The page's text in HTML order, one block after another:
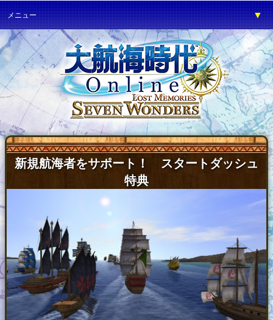
メニュー ▼
ゲーム紹介 ▼
プレイガイド ▼
サービス ▼
イベント ▼
開発の部屋 ▼
サポート ▼
ファンワールド ▼
新規航海者をサポート！ スタートダッシュ
特典